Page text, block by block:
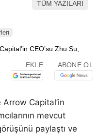
TÜM YAZILARI
EKLE ABONE OL
Capital’in
mevcut
paylaştı ve